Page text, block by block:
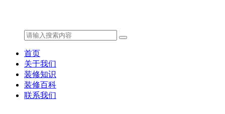
首页
关于我们
装修知识
装修百科
联系我们